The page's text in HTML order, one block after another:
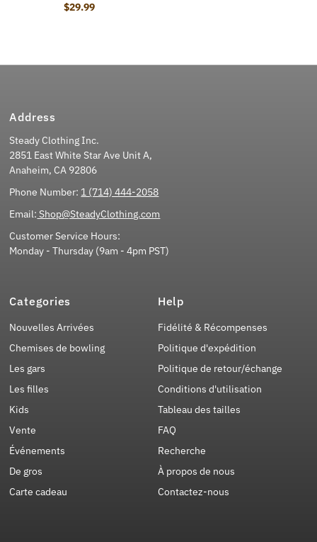
Regular Price
$29.99
Address
Steady Clothing Inc.
2851 East White Star Ave Unit A,
Anaheim, CA 92806
Phone Number: 1 (714) 444-2058
Email: Shop@SteadyClothing.com
Customer Service Hours:
Monday - Thursday (9am - 4pm PST)
Categories
Nouvelles Arrivées
Chemises de bowling
Les gars
Les filles
Kids
Vente
Événements
De gros
Carte cadeau
Help
Fidélité & Récompenses
Politique d'expédition
Politique de retour/échange
Conditions d'utilisation
Tableau des tailles
FAQ
Recherche
À propos de nous
Contactez-nous